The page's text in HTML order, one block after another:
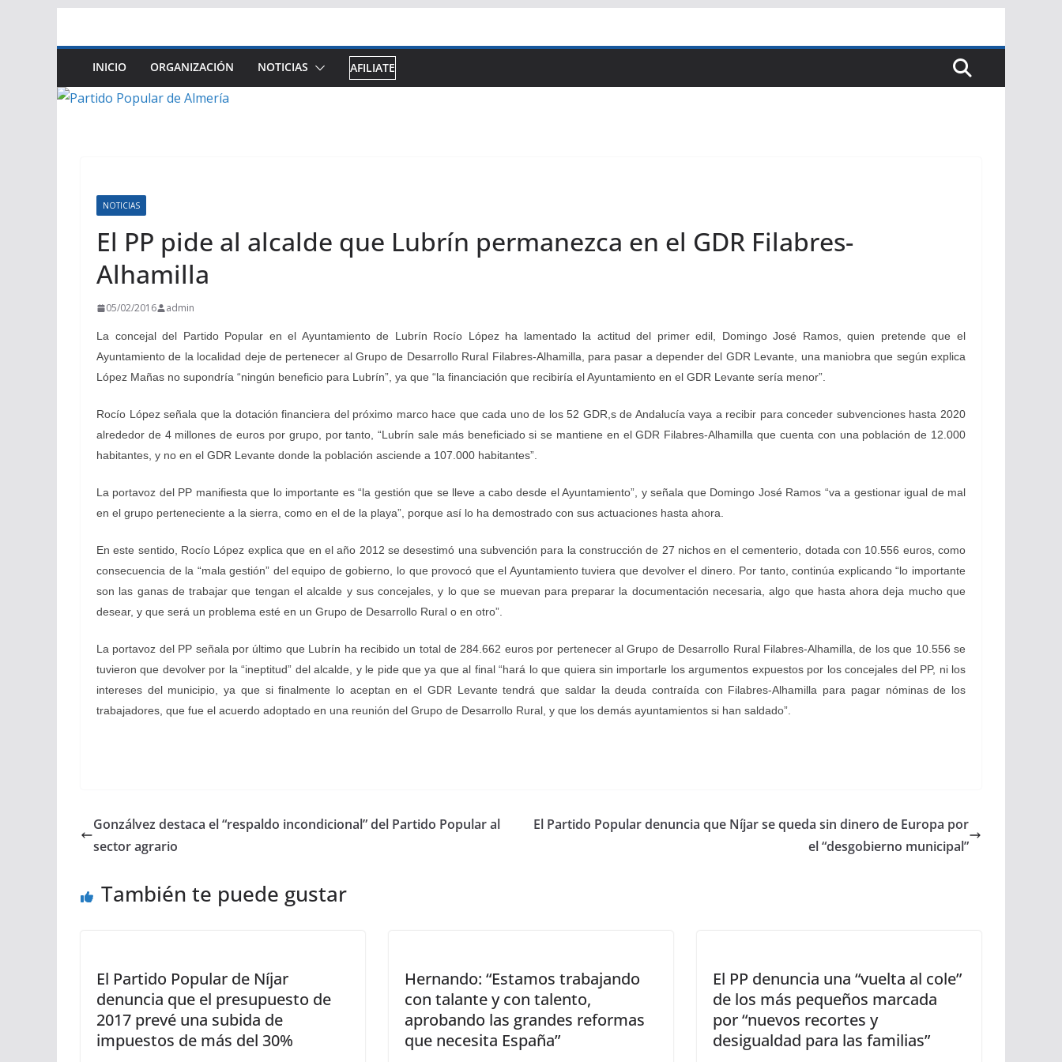
contenido
INICIO ORGANIZACIÓN NOTICIAS AFILIATE
NOTICIAS
El PP pide al alcalde que Lubrín permanezca en el GDR Filabres-
Alhamilla
05/02/2016 admin
La concejal del Partido Popular en el Ayuntamiento de Lubrín Rocío López ha lamentado la actitud del primer edil, Domingo José Ramos, quien pretende que el
Ayuntamiento de la localidad deje de pertenecer al Grupo de Desarrollo Rural Filabres-Alhamilla, para pasar a depender del GDR Levante, una maniobra que según explica
López Mañas no supondría “ningún beneficio para Lubrín”, ya que “la financiación que recibiría el Ayuntamiento en el GDR Levante sería menor”.
Rocío López señala que la dotación financiera del próximo marco hace que cada uno de los 52 GDR,s de Andalucía vaya a recibir para conceder subvenciones hasta 2020
alrededor de 4 millones de euros por grupo, por tanto, “Lubrín sale más beneficiado si se mantiene en el GDR Filabres-Alhamilla que cuenta con una población de 12.000
habitantes, y no en el GDR Levante donde la población asciende a 107.000 habitantes”.
La portavoz del PP manifiesta que lo importante es “la gestión que se lleve a cabo desde el Ayuntamiento”, y señala que Domingo José Ramos “va a gestionar igual de mal
en el grupo perteneciente a la sierra, como en el de la playa”, porque así lo ha demostrado con sus actuaciones hasta ahora.
En este sentido, Rocío López explica que en el año 2012 se desestimó una subvención para la construcción de 27 nichos en el cementerio, dotada con 10.556 euros, como
consecuencia de la “mala gestión” del equipo de gobierno, lo que provocó que el Ayuntamiento tuviera que devolver el dinero. Por tanto, continúa explicando “lo importante
son las ganas de trabajar que tengan el alcalde y sus concejales, y lo que se muevan para preparar la documentación necesaria, algo que hasta ahora deja mucho que
desear, y que será un problema esté en un Grupo de Desarrollo Rural o en otro”.
La portavoz del PP señala por último que Lubrín ha recibido un total de 284.662 euros por pertenecer al Grupo de Desarrollo Rural Filabres-Alhamilla, de los que 10.556 se
tuvieron que devolver por la “ineptitud” del alcalde, y le pide que ya que al final “hará lo que quiera sin importarle los argumentos expuestos por los concejales del PP, ni los
intereses del municipio, ya que si finalmente lo aceptan en el GDR Levante tendrá que saldar la deuda contraída con Filabres-Alhamilla para pagar nóminas de los
trabajadores, que fue el acuerdo adoptado en una reunión del Grupo de Desarrollo Rural, y que los demás ayuntamientos si han saldado”.
Gonzálvez destaca el “respaldo incondicional” del Partido Popular al
sector agrario
El Partido Popular denuncia que Níjar se queda sin dinero de Europa por
el “desgobierno municipal”
También te puede gustar
El Partido Popular de Níjar
denuncia que el presupuesto de
2017 prevé una subida de
impuestos de más del 30%
Hernando: “Estamos trabajando
con talante y con talento,
aprobando las grandes reformas
que necesita España”
El PP denuncia una “vuelta al cole”
de los más pequeños marcada
por “nuevos recortes y
desigualdad para las familias”